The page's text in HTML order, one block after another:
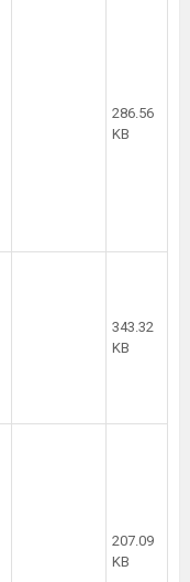
286.56
KB
343.32
KB
207.09
KB